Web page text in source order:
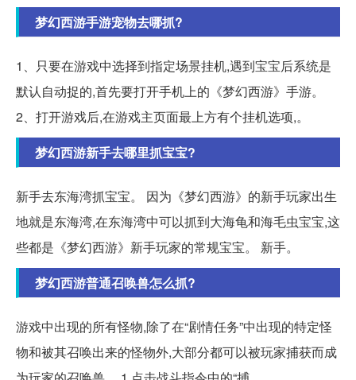
梦幻西游手游宠物去哪抓?
1、只要在游戏中选择到指定场景挂机,遇到宝宝后系统是
默认自动捉的,首先要打开手机上的《梦幻西游》手游。
2、打开游戏后,在游戏主页面最上方有个挂机选项,。
梦幻西游新手去哪里抓宝宝?
新手去东海湾抓宝宝。 因为《梦幻西游》的新手玩家出生
地就是东海湾,在东海湾中可以抓到大海龟和海毛虫宝宝,这
些都是《梦幻西游》新手玩家的常规宝宝。 新手。
梦幻西游普通召唤兽怎么抓?
游戏中出现的所有怪物,除了在“剧情任务”中出现的特定怪
物和被其召唤出来的怪物外,大部分都可以被玩家捕获而成